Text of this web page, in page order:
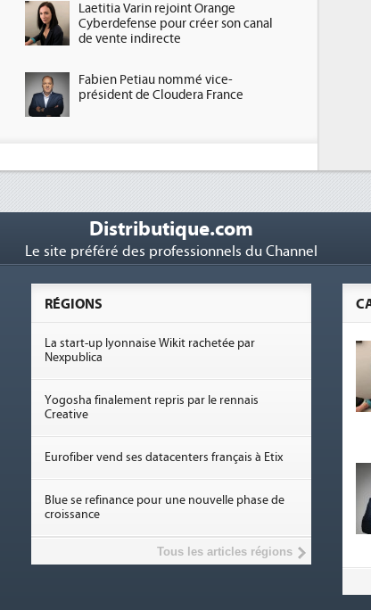
Laetitia Varin rejoint Orange
Cyberdefense pour créer son canal
de vente indirecte
Fabien Petiau nommé vice-
président de Cloudera France
Distributique.com
Le site préféré des professionnels du Channel
RÉGIONS
La start-up lyonnaise Wikit rachetée par
Nexpublica
Yogosha finalement repris par le rennais
Creative
Eurofiber vend ses datacenters français à Etix
Blue se refinance pour une nouvelle phase de
croissance
Tous les articles régions